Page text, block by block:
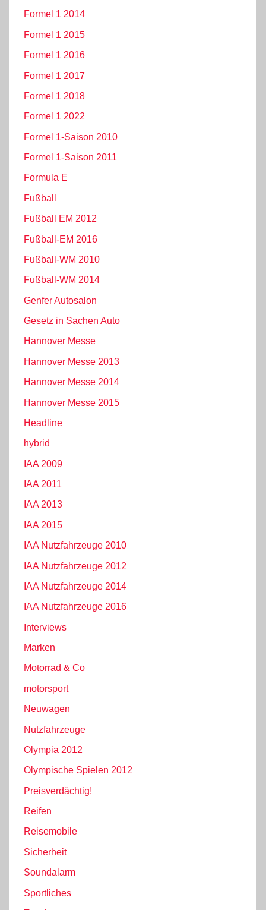
Formel 1 2014
Formel 1 2015
Formel 1 2016
Formel 1 2017
Formel 1 2018
Formel 1 2022
Formel 1-Saison 2010
Formel 1-Saison 2011
Formula E
Fußball
Fußball EM 2012
Fußball-EM 2016
Fußball-WM 2010
Fußball-WM 2014
Genfer Autosalon
Gesetz in Sachen Auto
Hannover Messe
Hannover Messe 2013
Hannover Messe 2014
Hannover Messe 2015
Headline
hybrid
IAA 2009
IAA 2011
IAA 2013
IAA 2015
IAA Nutzfahrzeuge 2010
IAA Nutzfahrzeuge 2012
IAA Nutzfahrzeuge 2014
IAA Nutzfahrzeuge 2016
Interviews
Marken
Motorrad & Co
motorsport
Neuwagen
Nutzfahrzeuge
Olympia 2012
Olympische Spielen 2012
Preisverdächtig!
Reifen
Reisemobile
Sicherheit
Soundalarm
Sportliches